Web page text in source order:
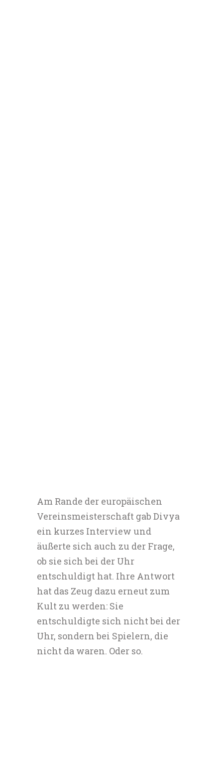
Am Rande der europäischen
Vereinsmeisterschaft gab Divya
ein kurzes Interview und
äußerte sich auch zu der Frage,
ob sie sich bei der Uhr
entschuldigt hat. Ihre Antwort
hat das Zeug dazu erneut zum
Kult zu werden: Sie
entschuldigte sich nicht bei der
Uhr, sondern bei Spielern, die
nicht da waren. Oder so.